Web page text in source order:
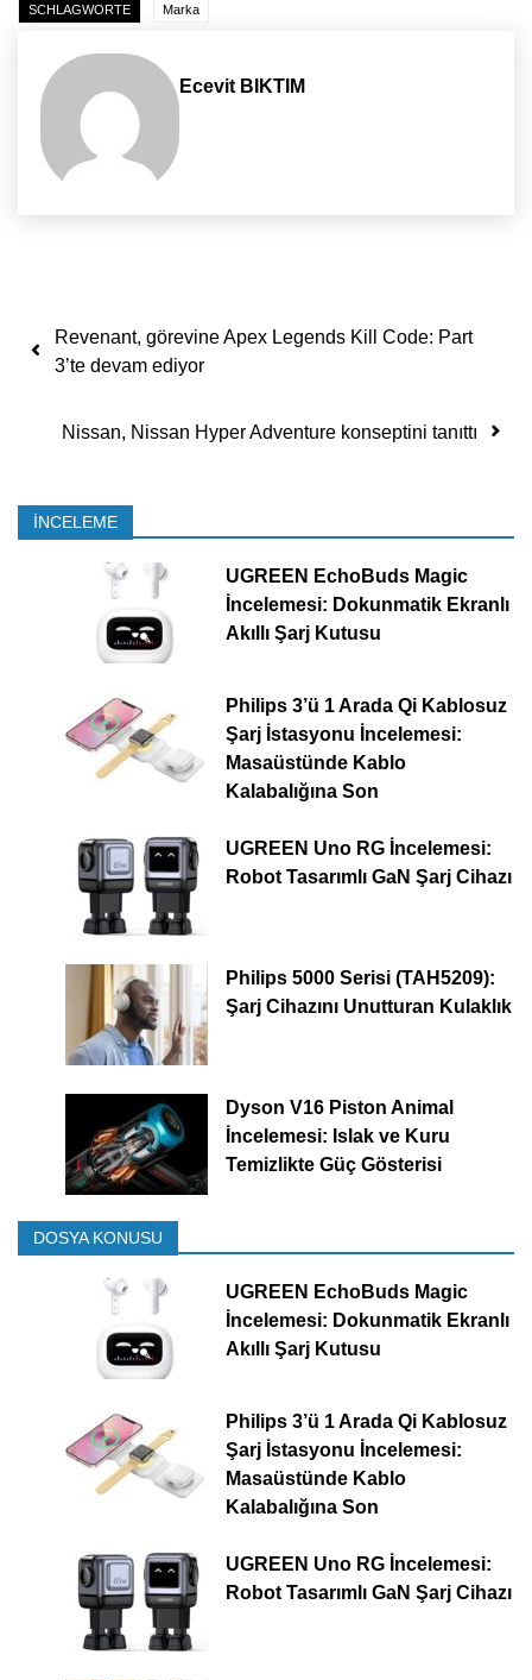
SCHLAGWORTE Marka
Ecevit BIKTIM
Yazı dolaşımı
Revenant, görevine Apex Legends Kill Code: Part
3’te devam ediyor
Nissan, Nissan Hyper Adventure konseptini tanıttı
İNCELEME
UGREEN EchoBuds Magic
İncelemesi: Dokunmatik Ekranlı
Akıllı Şarj Kutusu
Philips 3’ü 1 Arada Qi Kablosuz
Şarj İstasyonu İncelemesi:
Masaüstünde Kablo
Kalabalığına Son
UGREEN Uno RG İncelemesi:
Robot Tasarımlı GaN Şarj Cihazı
Philips 5000 Serisi (TAH5209):
Şarj Cihazını Unutturan Kulaklık
Dyson V16 Piston Animal
İncelemesi: Islak ve Kuru
Temizlikte Güç Gösterisi
DOSYA KONUSU
UGREEN EchoBuds Magic
İncelemesi: Dokunmatik Ekranlı
Akıllı Şarj Kutusu
Philips 3’ü 1 Arada Qi Kablosuz
Şarj İstasyonu İncelemesi:
Masaüstünde Kablo
Kalabalığına Son
UGREEN Uno RG İncelemesi:
Robot Tasarımlı GaN Şarj Cihazı